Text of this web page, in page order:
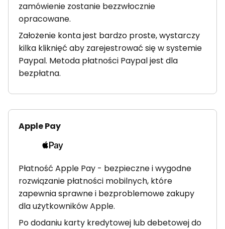
zamówienie zostanie bezzwłocznie
opracowane.
Założenie konta jest bardzo proste, wystarczy
kilka kliknięć aby zarejestrować się w systemie
Paypal. Metoda płatności Paypal jest dla
bezpłatna.
Apple Pay
Płatność Apple Pay - bezpieczne i wygodne
rozwiązanie płatności mobilnych, które
zapewnia sprawne i bezproblemowe zakupy
dla użytkowników Apple.
Po dodaniu karty kredytowej lub debetowej do